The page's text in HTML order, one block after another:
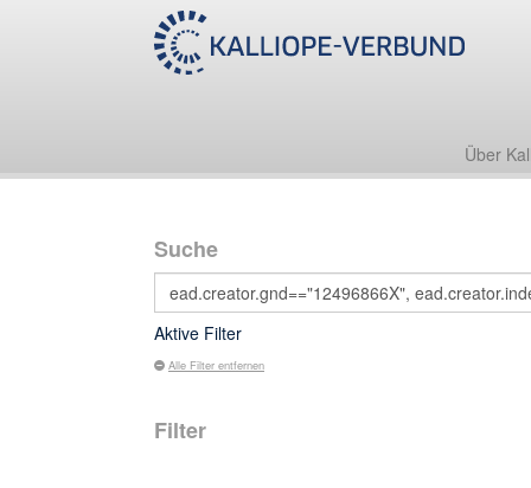
Über
Suche
Aktive Filter
Alle Filter entfernen
Filter